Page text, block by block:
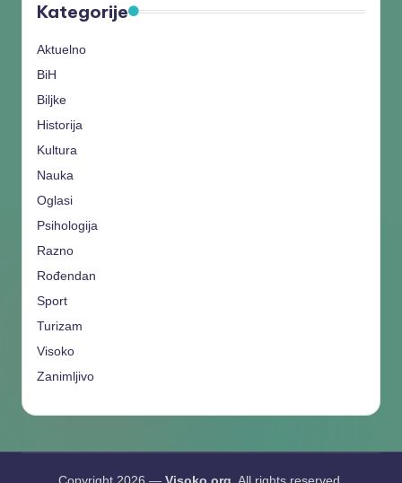
Kategorije
Aktuelno
BiH
Biljke
Historija
Kultura
Nauka
Oglasi
Psihologija
Razno
Rođendan
Sport
Turizam
Visoko
Zanimljivo